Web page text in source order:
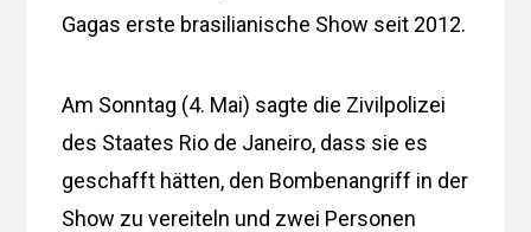
Gagas erste brasilianische Show seit 2012.
Am Sonntag (4. Mai) sagte die Zivilpolizei
des Staates Rio de Janeiro, dass sie es
geschafft hätten, den Bombenangriff in der
Show zu vereiteln und zwei Personen